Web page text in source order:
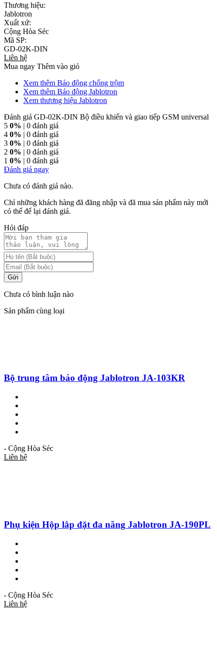
Thương hiệu:
Jablotron
Xuất xứ:
Cộng Hòa Séc
Mã SP:
GD-02K-DIN
Liên hệ
Mua ngay Thêm vào giỏ
Xem thêm Báo động chống trộm
Xem thêm Báo động Jablotron
Xem thương hiệu Jablotron
Đánh giá GD-02K-DIN Bộ điều khiển và giao tiếp GSM universal
5 0% | 0 đánh giá
4 0% | 0 đánh giá
3 0% | 0 đánh giá
2 0% | 0 đánh giá
1 0% | 0 đánh giá
Đánh giá ngay
Chưa có đánh giá nào.
Chỉ những khách hàng đã đăng nhập và đã mua sản phẩm này mới
có thể để lại đánh giá.
Hỏi đáp
Gửi
Chưa có bình luận nào
Sản phẩm cùng loại
Bộ trung tâm báo động Jablotron JA-103KR
- Cộng Hòa Séc
Liên hệ
Phụ kiện Hộp lắp đặt đa năng Jablotron JA-190PL
- Cộng Hòa Séc
Liên hệ